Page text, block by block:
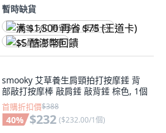
暫時缺貨
满 $1,500 再省 $75 (王道卡)
$5 酷澎幣回饋
smooky 艾草養生肩頸拍打按摩錘 背
部敲打按摩棒 敲肩錘 敲背錘 棕色, 1個
首購折扣價$388
40% $232 ($232.00/1個)